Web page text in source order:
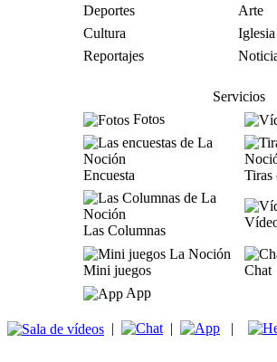
Deportes
Arte
Cultura
Reportajes
Servicios
Fotos
Encuesta Tiras
Las Columnas
Mini juegos
Chat
App
| | |